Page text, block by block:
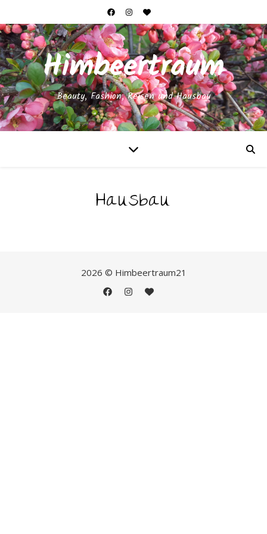
Himbeertraum
Beauty, Fashion, Reisen und Hausbau
Hausbau
2026 © Himbeertraum21